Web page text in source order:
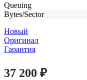
Queuing
Bytes/Sector
Новый
Оригинал
Гарантия
37 200 ₽